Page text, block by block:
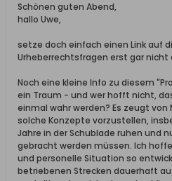
Schönen guten Abend,
hallo Uwe,
setze doch einfach einen Link auf
Urheberrechtsfragen erst gar nicht
Noch eine kleine Info zu diesem
ein Traum - und wer hofft nicht,
einmal wahr werden? Es zeugt
solche Konzepte vorzustellen,
Jahre in der Schublade ruhen und
gebracht werden müssen. Ich
und personelle Situation so
betriebenen Strecken dauerhaft